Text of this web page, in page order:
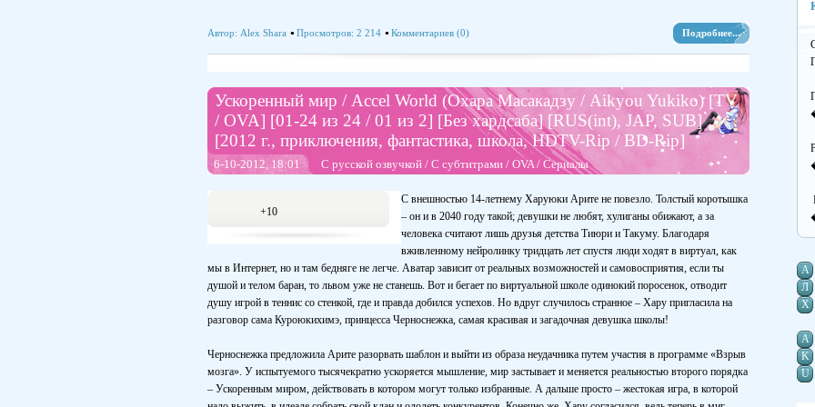
Подробнее...
Автор: Alex Shara Просмотров: 2 214 Комментариев (0)
Ускоренный мир / Accel World (Охара Масакадзу / Aikyou Yukiko) [TV
/ OVA] [01-24 из 24 / 01 из 2] [Без хардсаба] [RUS(int), JAP, SUB]
[2012 г., приключения, фантастика, школа, HDTV-Rip / BD-Rip]
6-10-2012, 18:01 С русской озвучкой / С субтитрами / OVA/ Сериалы
+10
С внешностью 14-летнему Харуюки Арите не повезло. Толстый коротышка
– он и в 2040 году такой; девушки не любят, хулиганы обижают, а за
человека считают лишь друзья детства Тиюри и Такуму. Благодаря
вживленному нейролинку тридцать лет спустя люди ходят в виртуал, как
мы в Интернет, но и там бедняге не легче. Аватар зависит от реальных возможностей и самовосприятия, если ты
душой и телом баран, то львом уже не станешь. Вот и бегает по виртуальной школе одинокий поросенок, отводит
душу игрой в теннис со стенкой, где и правда добился успехов. Но вдруг случилось странное – Хару пригласила на
разговор сама Куроюкихимэ, принцесса Черноснежка, самая красивая и загадочная девушка школы!
Черноснежка предложила Арите разорвать шаблон и выйти из образа неудачника путем участия в программе «Взрыв
мозга». У испытуемого тысячекратно ускоряется мышление, мир застывает и меняется реальностью второго порядка
– Ускоренным миром, действовать в котором могут только избранные. А дальше просто – жестокая игра, в которой
А
Л
Х
A
K
U